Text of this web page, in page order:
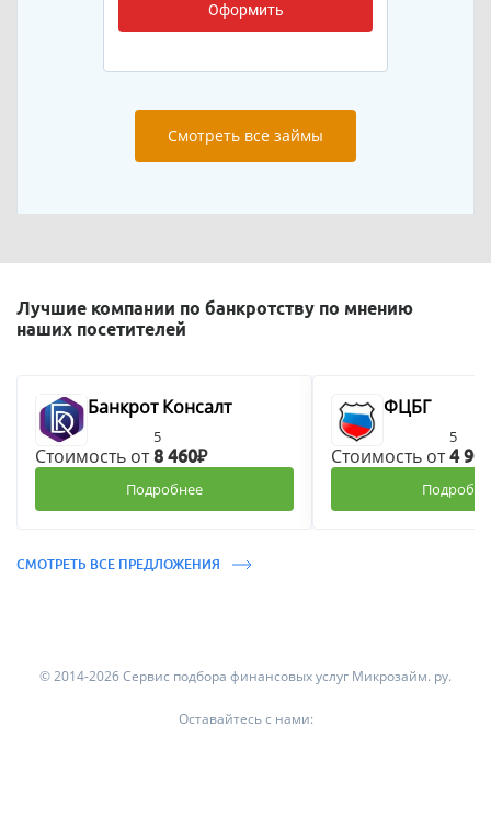
Оформить
Смотреть все займы
Лучшие компании по банкротству по мнению
наших посетителей
Банкрот Консалт
5
Стоимость от8 460₽
Подробнее
ФЦБГ
5
Стоимость от4
СМОТРЕТЬ ВСЕ ПРЕДЛОЖЕНИЯ
© 2014-2026 Сервис подбора финансовых услуг Микрозайм. ру.
Оставайтесь с нами: